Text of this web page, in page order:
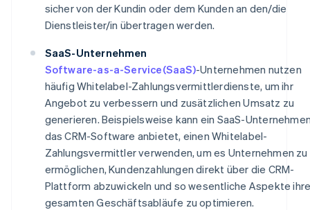
sicher von der Kundin oder dem Kunden an den/die
Dienstleister/in übertragen werden.
SaaS-Unternehmen
Software-as-a-Service(SaaS)-Unternehmen nutzen
häufig Whitelabel-Zahlungsvermittlerdienste, um ihr
Angebot zu verbessern und zusätzlichen Umsatz zu
generieren. Beispielsweise kann ein SaaS-
das CRM-Software anbietet, einen Whitelabel-
Zahlungsvermittler verwenden, um es Unternehmen zu
ermöglichen, Kundenzahlungen direkt über die CRM-
Plattform abzuwickeln und so wesentliche Aspekte
gesamten Geschäftsabläufe zu optimieren.